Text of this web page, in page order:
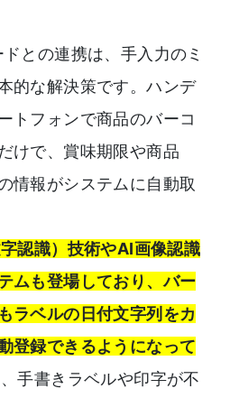
との連携は、手入力のミ
的な解決策です。ハンデ
トフォンで商品のバーコ
けで、賞味期限や商品
情報がシステムに自動取
認識）技術やAI画像認識
ムも登場しており、バー
ラベルの日付文字列をカ
登録できるようになって
手書きラベルや印字が不